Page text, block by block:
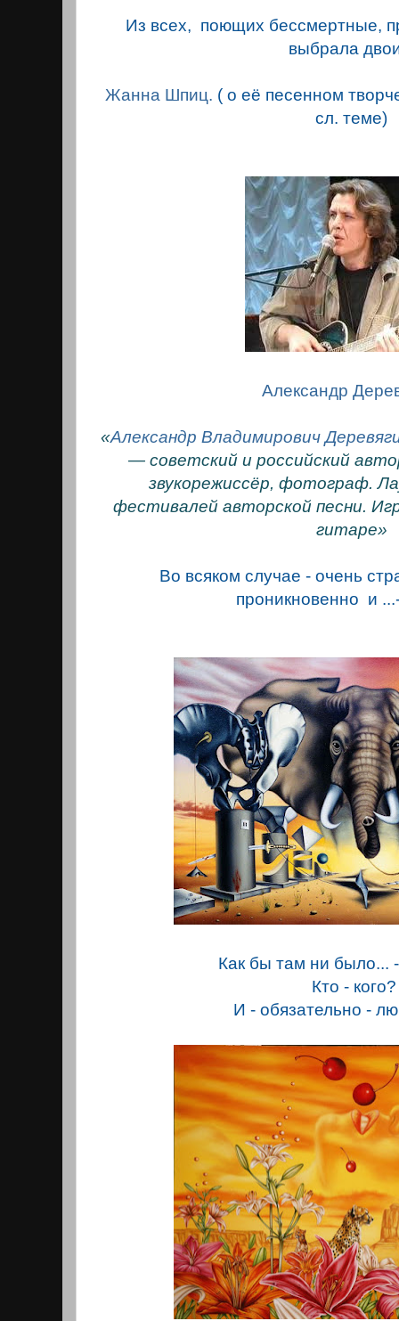
Из всех, поющих бессмертные,
выбрала
Жанна Шпиц. ( о её песенном
сл. теме)
Александр
«Александр Владимирович
— советский и российский
звукорежиссёр, фотограф.
фестивалей авторской песни.
гитаре»
Во всяком случае - очень
проникновенно и
Как бы там ни было...
Кто - кого?
И - обязательно -